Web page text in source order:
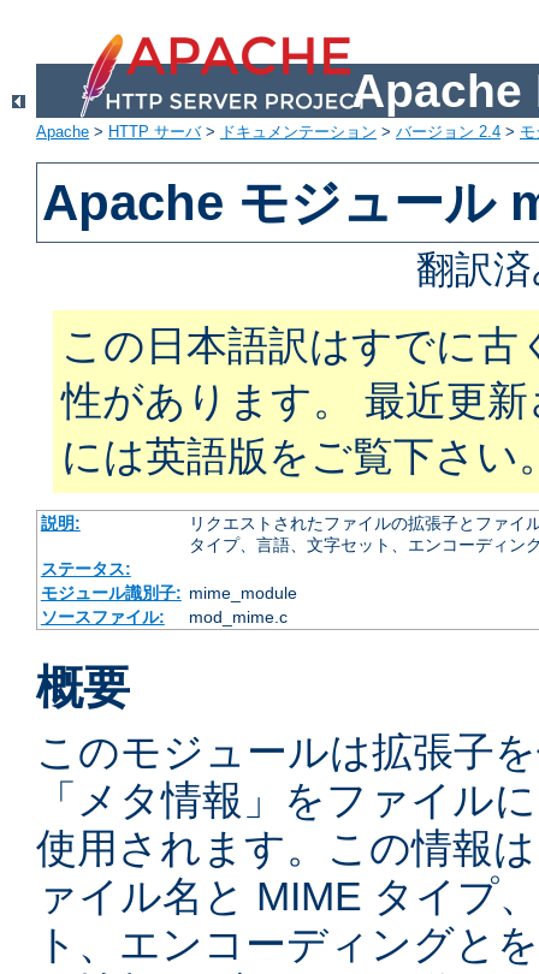
Apache
Apache > HTTP サーバ> ドキュメンテーション > バージョン 2.4 >
Apache モジュール
翻訳
この日本語訳はすでに古
性があります。 最近更
には英語版をご覧下さい
説明:
リクエストされたファイルの拡張子とファ
タイプ、言語、文字セット、エンコーディン
ステータス:
モジュール識別子: mime_module
ソースファイル:
mod_mime.c
概要
このモジュールは拡張子
「メタ情報」をファイル
使用されます。この情報
ァイル名と MIME タイプ
ト、エンコーディングと